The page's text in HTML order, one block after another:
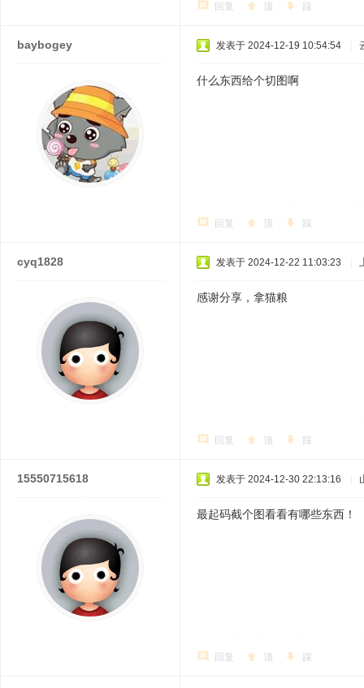
回复 顶 踩
baybogey 发表于 2024-12-19 10:54:54
什么东西给个切图啊
回复 顶 踩
cyq1828 发表于 2024-12-22 11:03:23
感谢分享，拿猫粮
回复 顶 踩
15550715618 发表于 2024-12-30 22:13:16
最起码截个图看看有哪些东西！
回复 顶 踩